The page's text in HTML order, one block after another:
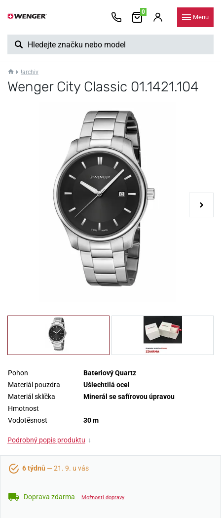
0
Menu
!archiv
Wenger City Classic 01.1421.104
Pohon
Bateriový Quartz
Materiál pouzdra
Ušlechtilá ocel
Materiál sklíčka
Minerál se safírovou úpravou
Hmotnost
Vodotěsnost
30 m
Podrobný popis produktu ↓
6 týdnů — 21. 9. u vás
Doprava zdarma Možnosti dopravy